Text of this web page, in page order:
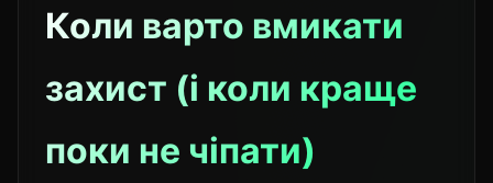
Коли варто вмикати
захист (і коли краще
поки не чіпати)